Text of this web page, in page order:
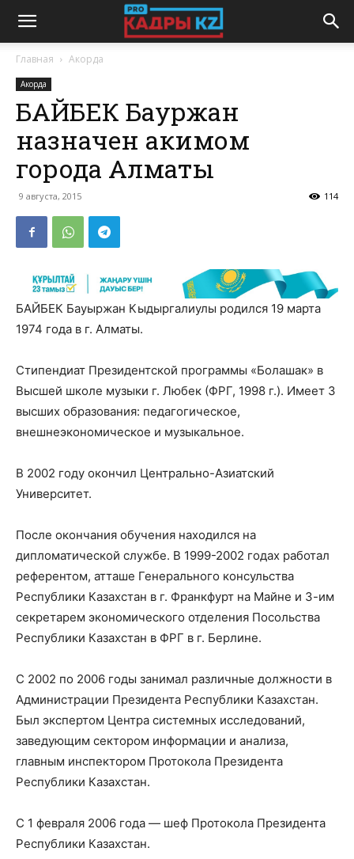
Главная Акорда
Акорда
БАЙБЕК Бауржан
назначен акимом
города Алматы
9 августа, 2015 114
БАЙБЕК Бауыржан Кыдыргалиулы родился 19 марта
1974 года в г. Алматы.
Стипендиат Президентской программы «Болашак» в
Высшей школе музыки г. Любек (ФРГ, 1998 г.). Имеет 3
высших образования: педагогическое,
внешнеэкономическое и музыкальное.
В 2002 году окончил Центрально-Азиатский
Университет.
После окончания обучения находился на
дипломатической службе. В 1999-2002 годах работал
референтом, атташе Генерального консульства
Республики Казахстан в г. Франкфурт на Майне и 3-им
секретарем экономического отделения Посольства
Республики Казахстан в ФРГ в г. Берлине.
С 2002 по 2006 годы занимал различные должности в
Администрации Президента Республики Казахстан.
Был экспертом Центра системных исследований,
заведующим сектором информации и анализа,
главным инспектором Протокола Президента
Республики Казахстан.
С 1 февраля 2006 года — шеф Протокола Президента
Республики Казахстан.